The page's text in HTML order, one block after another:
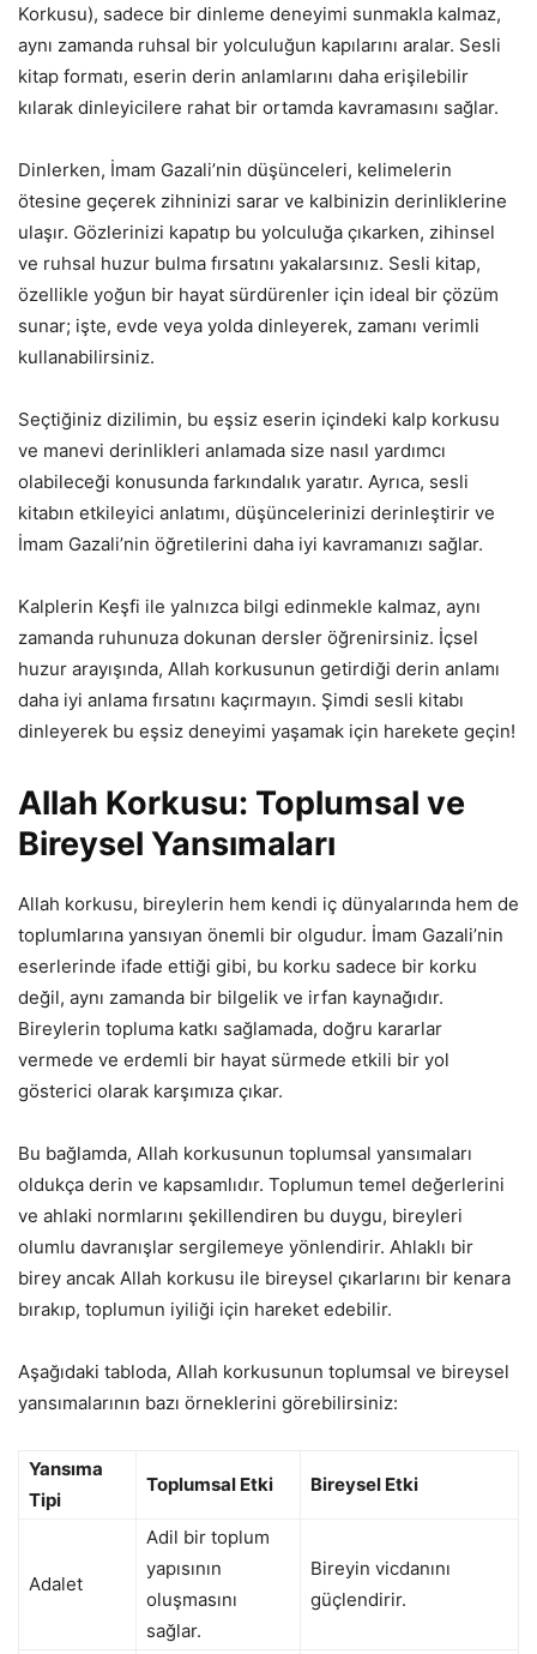
Korkusu), sadece bir dinleme deneyimi sunmakla kalmaz,
aynı zamanda ruhsal bir yolculuğun kapılarını aralar. Sesli
kitap formatı, eserin derin anlamlarını daha erişilebilir
kılarak dinleyicilere rahat bir ortamda kavramasını sağlar.
Dinlerken, İmam Gazali’nin düşünceleri, kelimelerin
ötesine geçerek zihninizi sarar ve kalbinizin derinliklerine
ulaşır. Gözlerinizi kapatıp bu yolculuğa çıkarken, zihinsel
ve ruhsal huzur bulma fırsatını yakalarsınız. Sesli kitap,
özellikle yoğun bir hayat sürdürenler için ideal bir çözüm
sunar; işte, evde veya yolda dinleyerek, zamanı verimli
kullanabilirsiniz.
Seçtiğiniz dizilimin, bu eşsiz eserin içindeki kalp korkusu
ve manevi derinlikleri anlamada size nasıl yardımcı
olabileceği konusunda farkındalık yaratır. Ayrıca, sesli
kitabın etkileyici anlatımı, düşüncelerinizi derinleştirir ve
İmam Gazali’nin öğretilerini daha iyi kavramanızı sağlar.
Kalplerin Keşfi ile yalnızca bilgi edinmekle kalmaz, aynı
zamanda ruhunuza dokunan dersler öğrenirsiniz. İçsel
huzur arayışında, Allah korkusunun getirdiği derin anlamı
daha iyi anlama fırsatını kaçırmayın. Şimdi sesli kitabı
dinleyerek bu eşsiz deneyimi yaşamak için harekete geçin!
Allah Korkusu: Toplumsal ve
Bireysel Yansımaları
Allah korkusu, bireylerin hem kendi iç dünyalarında hem de
toplumlarına yansıyan önemli bir olgudur. İmam Gazali’nin
eserlerinde ifade ettiği gibi, bu korku sadece bir korku
değil, aynı zamanda bir bilgelik ve irfan kaynağıdır.
Bireylerin topluma katkı sağlamada, doğru kararlar
vermede ve erdemli bir hayat sürmede etkili bir yol
gösterici olarak karşımıza çıkar.
Bu bağlamda, Allah korkusunun toplumsal yansımaları
oldukça derin ve kapsamlıdır. Toplumun temel değerlerini
ve ahlaki normlarını şekillendiren bu duygu, bireyleri
olumlu davranışlar sergilemeye yönlendirir. Ahlaklı bir
birey ancak Allah korkusu ile bireysel çıkarlarını bir kenara
bırakıp, toplumun iyiliği için hareket edebilir.
Aşağıdaki tabloda, Allah korkusunun toplumsal ve bireysel
yansımalarının bazı örneklerini görebilirsiniz:
Yansıma
Tipi
Toplumsal Etki Bireysel Etki
Adalet
Adil bir toplum
yapısının
oluşmasını
sağlar.
Bireyin vicdanını
güçlendirir.